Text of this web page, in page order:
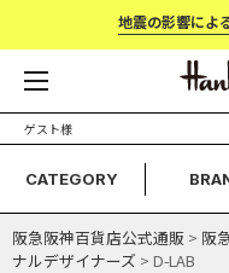
地震の影響によ
ゲスト様
CATEGORY
阪急阪神百貨店公式通販 > 阪
ナルデザイナーズ > D-LAB